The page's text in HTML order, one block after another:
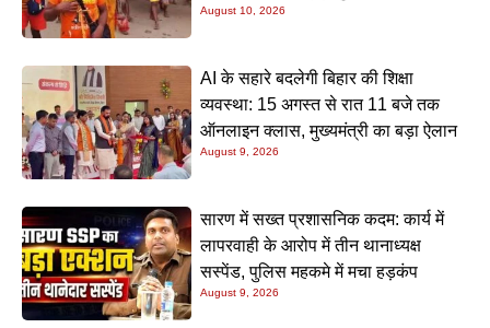
देखने उमड़ रही भारी भीड़
August 10, 2026
AI के सहारे बदलेगी बिहार की शिक्षा
व्यवस्था: 15 अगस्त से रात 11 बजे तक
ऑनलाइन क्लास, मुख्यमंत्री का बड़ा ऐलान
August 9, 2026
सारण में सख्त प्रशासनिक कदम: कार्य में
लापरवाही के आरोप में तीन थानाध्यक्ष
सस्पेंड, पुलिस महकमे में मचा हड़कंप
August 9, 2026